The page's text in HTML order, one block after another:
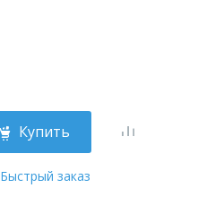
Купить
Быстрый заказ